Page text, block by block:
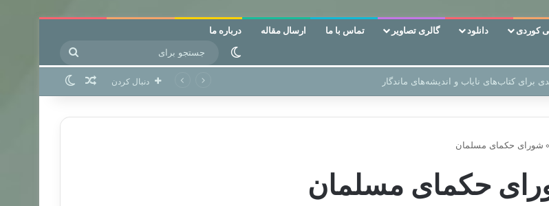
کوردی دانلود گالری تصاویر تماس با ما ارسال مقاله درباره ما
تغییر پوسته
برای از راه خداست‌! دنبال کردن نوشته تصادفی
شورای حکمای مسلمان
حکمای مسلمان